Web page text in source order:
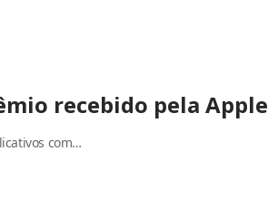
recebido pela Apple
com…